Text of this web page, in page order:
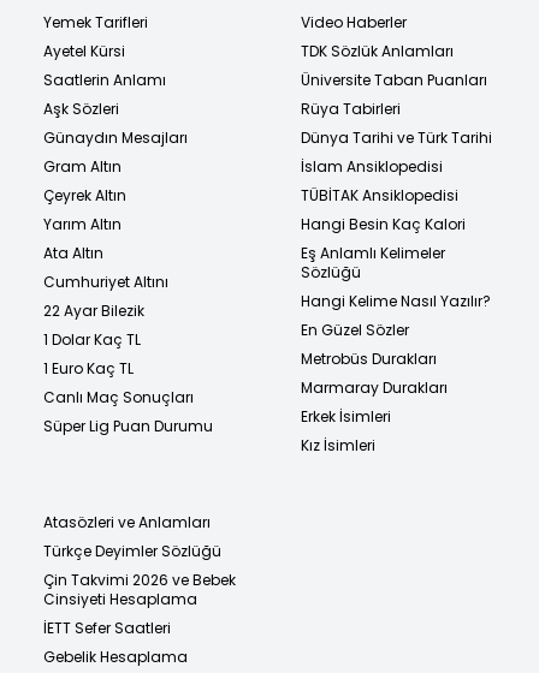
Yemek Tarifleri
Ayetel Kürsi
Saatlerin Anlamı
Aşk Sözleri
Günaydın Mesajları
Gram Altın
Çeyrek Altın
Yarım Altın
Ata Altın
Cumhuriyet Altını
22 Ayar Bilezik
1 Dolar Kaç TL
1 Euro Kaç TL
Canlı Maç Sonuçları
Süper Lig Puan Durumu
Video Haberler
TDK Sözlük Anlamları
Üniversite Taban Puanları
Rüya Tabirleri
Dünya Tarihi ve Türk Tarihi
İslam Ansiklopedisi
TÜBİTAK Ansiklopedisi
Hangi Besin Kaç Kalori
Eş Anlamlı Kelimeler
Sözlüğü
Hangi Kelime Nasıl Yazılır?
En Güzel Sözler
Metrobüs Durakları
Marmaray Durakları
Erkek İsimleri
Kız İsimleri
Atasözleri ve Anlamları
Türkçe Deyimler Sözlüğü
Çin Takvimi 2026 ve Bebek
Cinsiyeti Hesaplama
İETT Sefer Saatleri
Gebelik Hesaplama